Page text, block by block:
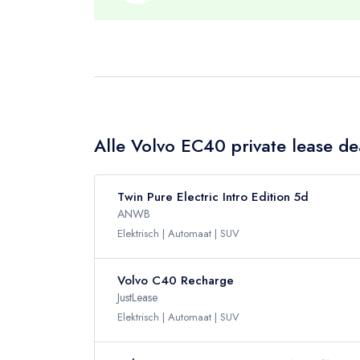
Alle Volvo EC40 private lease
Twin Pure Electric Intro Edition 5d
ANWB
Elektrisch Automaat SUV
Volvo C40 Recharge
JustLease
Elektrisch Automaat SUV